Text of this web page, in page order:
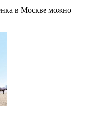
в Москве можно